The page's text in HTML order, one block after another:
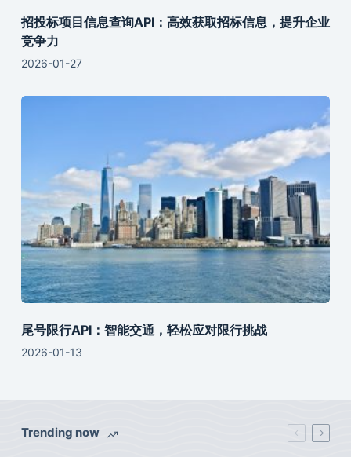
招投标项目信息查询API：高效获取招标信息，提升企业
竞争力
2026-01-27
尾号限行API：智能交通，轻松应对限行挑战
2026-01-13
Trending now